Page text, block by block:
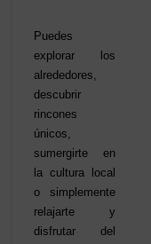
Puedes
explorar los
alrededores,
descubrir
rincones
únicos,
sumergirte en
la cultura local
o simplemente
relajarte y
disfrutar del